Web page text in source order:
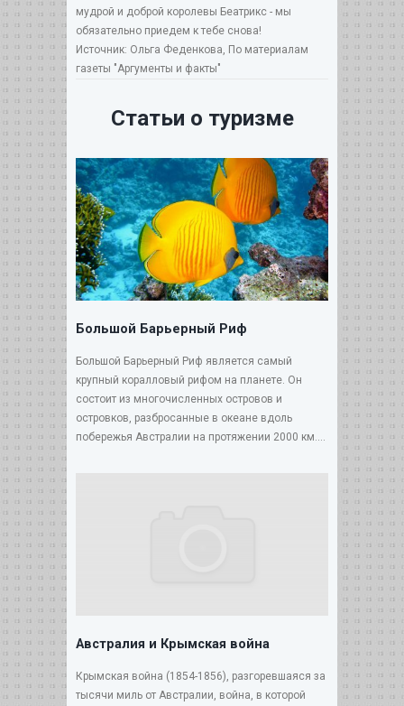
мудрой и доброй королевы Беатрикс - мы
обязательно приедем к тебе снова!
Источник: Ольга Феденкова, По материалам
газеты "Аргументы и факты"
Статьи о туризме
Большой Барьерный Риф
Большой Барьерный Риф является самый
крупный коралловый рифом на планете. Он
состоит из многочисленных островов и
островков, разбросанные в океане вдоль
побережья Австралии на протяжении 2000 км....
Австралия и Крымская война
Крымская война (1854-1856), разгоревшаяся за
тысячи миль от Австралии, война, в которой